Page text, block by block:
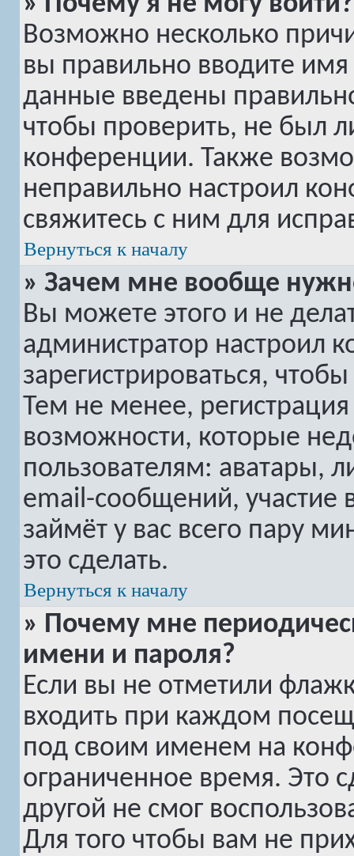
Возможно несколько
вы правильно вводите имя
данные введены
чтобы проверить, не был
конференции. Также
неправильно настроил
свяжитесь с ним для
Вернуться к началу
» Зачем мне вообще
Вы можете этого и не
администратор
зарегистрироваться,
Тем не менее,
возможности, которые
пользователям: аватары,
email-сообщений, участие
займёт у вас всего пару
это сделать.
Вернуться к началу
» Почему мне
имени и пароля?
Если вы не отметили
входить при каждом
под своим именем на
ограниченное время. Это
другой не смог
Для того чтобы вам не